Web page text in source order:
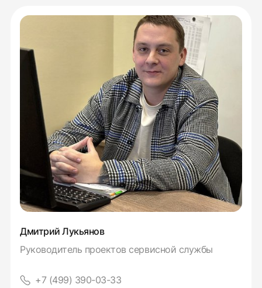
Дмитрий Лукьянов
Руководитель проектов сервисной службы
+7 (499) 390-03-33